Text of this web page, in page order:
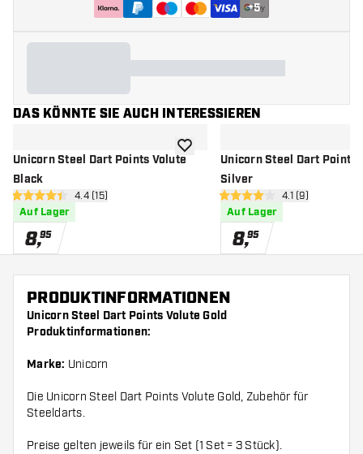
+5
DAS KÖNNTE SIE AUCH INTERESSIEREN
Unicorn Steel Dart Points Volute
Black
Bewertungsbereich öffnen
4.4 Bewertungssterne
4.4 (15)
Auf Lager
8,95
Zur Wunschliste hinzufügen
Unicorn Steel Dart Points
Silver
4.1 Bewertungssterne
4.1 (9)
Auf Lager
8,95
PRODUKTINFORMATIONEN
Unicorn Steel Dart Points Volute Gold
Produktinformationen:
Marke: Unicorn
Die Unicorn Steel Dart Points Volute Gold, Zubehör für
Steeldarts.
Preise gelten jeweils für ein Set (1 Set = 3 Stück).